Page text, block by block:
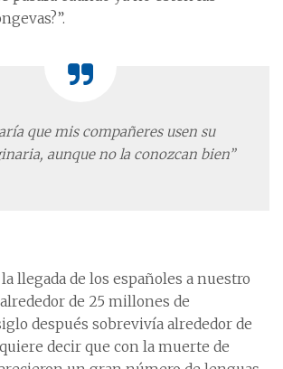
que mis compañeres usen su
aunque no la conozcan bien”
llegada de los españoles a nuestro
de 25 millones de
después sobrevivía alrededor de
decir que con la muerte de